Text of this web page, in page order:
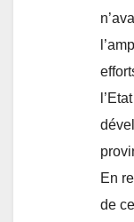
En
de